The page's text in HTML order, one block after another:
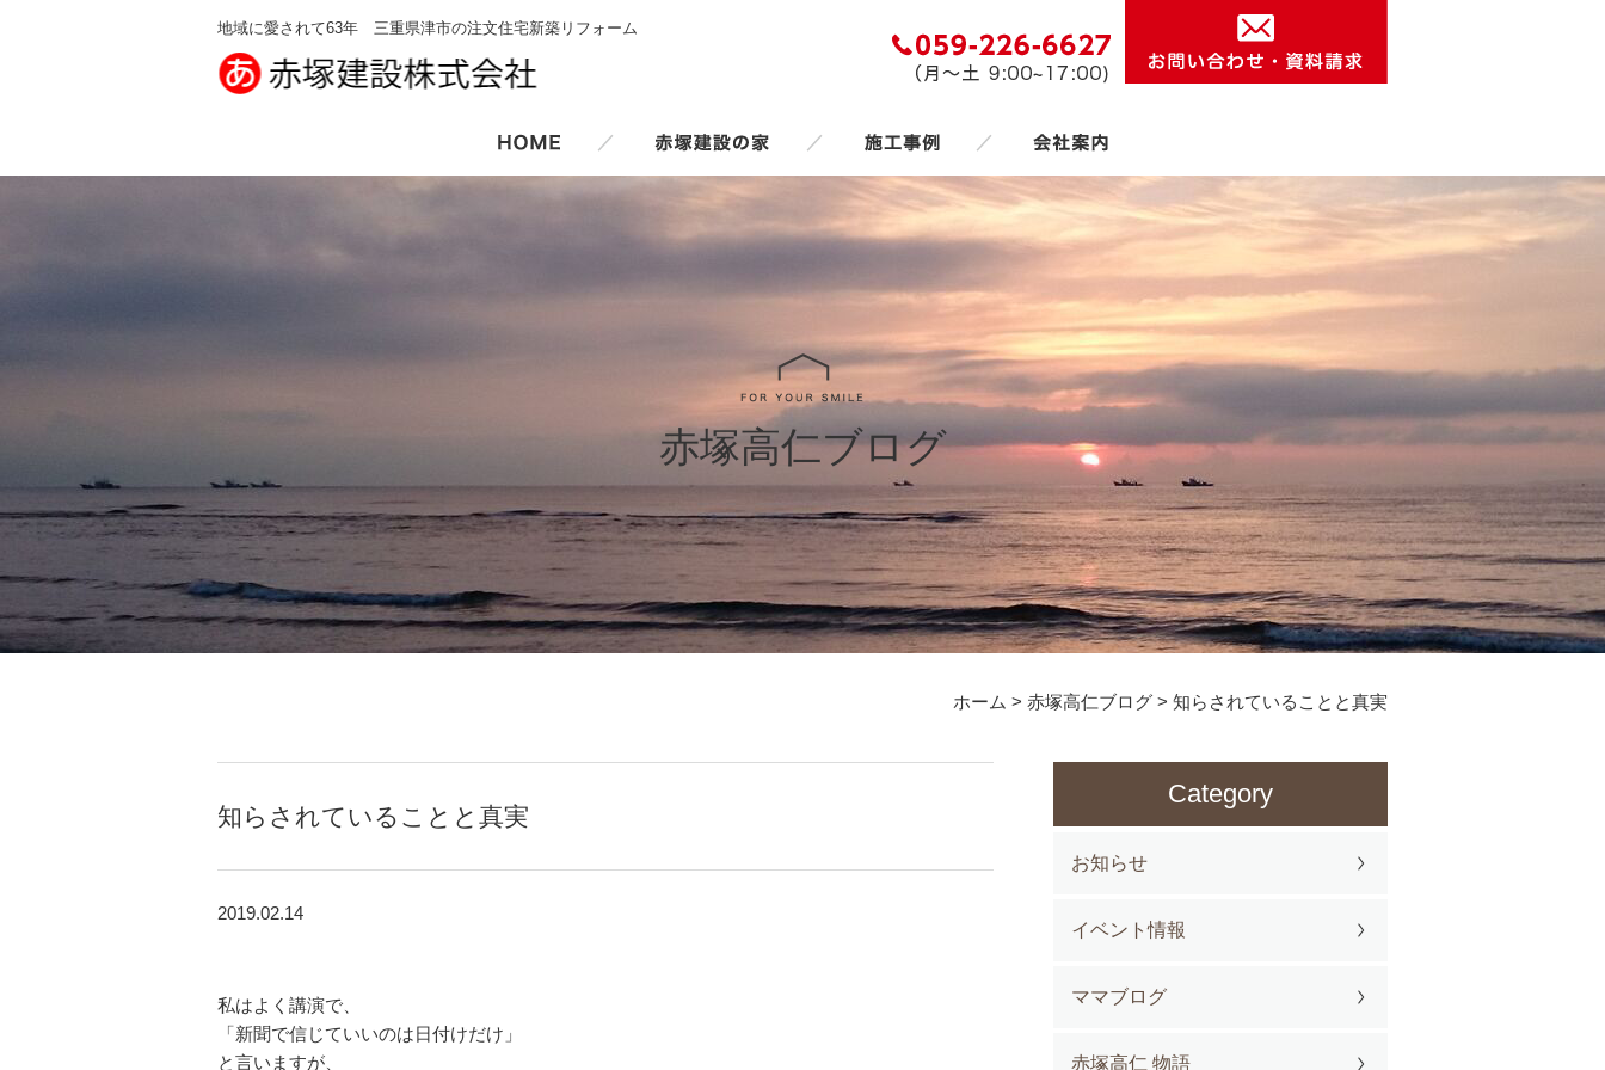
地域に愛されて63年 三重県津市の注文住宅新築リフォーム
／ ／ ／
赤塚高仁ブログ
ホーム > 赤塚高仁ブログ > 知らされていることと真実
知らされていることと真実
2019.02.14
私はよく講演で、
「新聞で信じていいのは日付けだけ」
と言いますが、
Category
お知らせ
イベント情報
ママブログ
赤塚高仁 物語